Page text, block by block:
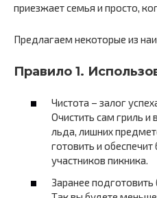
приезжает семья и просто,
Предлагаем некоторые из
Правило 1.
Чистота – залог
Очистить сам гриль и
льда, лишних
готовить и обеспечит
участников пикника.
Заранее